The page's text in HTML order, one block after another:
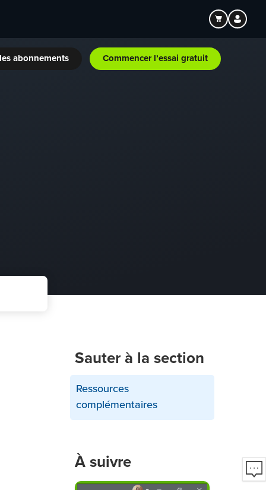
abonnements Commencer l’essai gratuit
Sauter à la section
Ressources
complémentaires
À suivre